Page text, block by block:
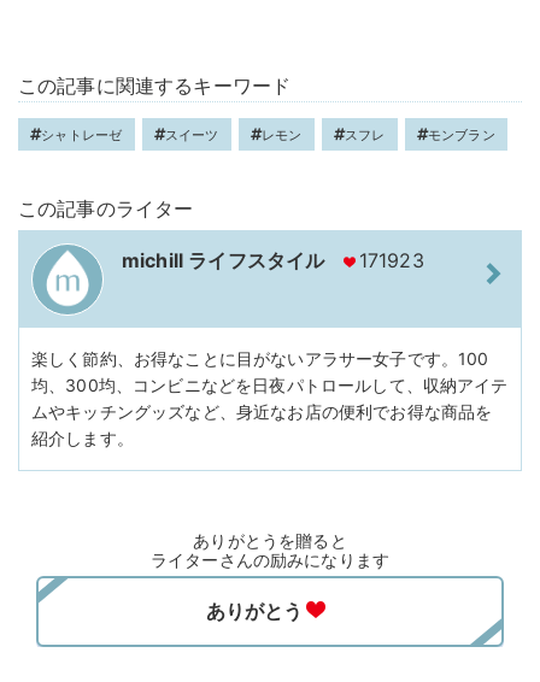
この記事に関連するキーワード
シャトレーゼ スイーツ レモン スフレ モンブラン
この記事のライター
michill ライフスタイル 171923
楽しく節約、お得なことに目がないアラサー女子です。100
均、300均、コンビニなどを日夜パトロールして、収納アイテ
ムやキッチングッズなど、身近なお店の便利でお得な商品を
紹介します。
ありがとうを贈ると
ライターさんの励みになります